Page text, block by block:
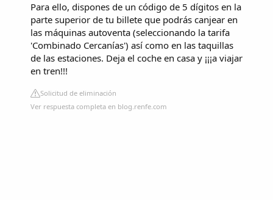
Para ello, dispones de un código de 5 dígitos en la
parte superior de tu billete que podrás canjear en
las máquinas autoventa (seleccionando la tarifa
'Combinado Cercanías') así como en las taquillas
de las estaciones. Deja el coche en casa y ¡¡¡a viajar
en tren!!!
Solicitud de eliminación
Ver respuesta completa en blog.renfe.com